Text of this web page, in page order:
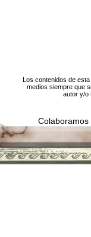
Los contenidos de
medios siempre que
autor y/o